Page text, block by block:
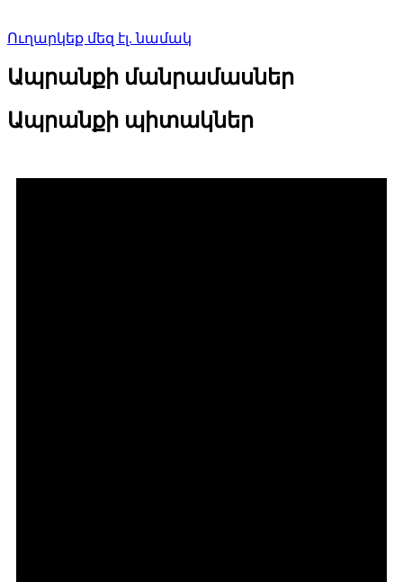
Ուղարկեք մեզ էլ. նամակ
Ապրանքի մանրամասներ
Ապրանքի պիտակներ